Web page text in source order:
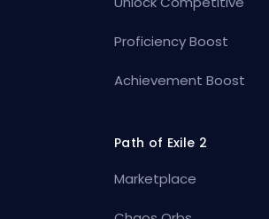
Proficiency Boost
Achievement Boost
Path of Exile 2
Marketplace